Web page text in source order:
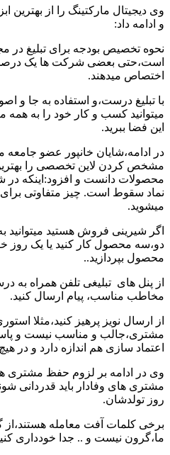
وی دیجیتال مارکتینگ را از بهترین
و ادامه داد:
نحوه تخصیص بودجه برای تبلیغ در
است،حتی بعضی شرکت ها یک درصد
اختصاص میدهند.
با تبلیغ درست،و استفاده به جا و
میتوانید کسب و کار خود را به همه
این فضا ببرید.
در ادامه،شایان خانپور عضو جامعه
مشخص کردن لاین تخصصی را
محصولات دانست و افزود:اینکه در
نماد سقوط است. چیز متفاوتی برای
میشوید.
اگر شیرینی فروش هستید
دو،سه محصول کار کنید یا یک
محصول بپردازید..
از پنل های تبلیغی تلفن همراه به
مخاطب مناسب، پیام ارسال کنید.
از ارسال نویز پرهیز کنید،مثلا
مشتری،جالب و مناسب نیست و
اعتماد سازی هم اندازه دارد و در
وی در ادامه بر لزوم حفظ مشتری
مشتری های وفادار باید قدردانی
روز تولدشان.
برخی کلمات آفت معامله هستند،از
ما،گرون نیست و ..‌ جدا خودداری